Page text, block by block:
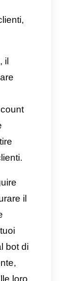
dei
tuoi clienti
è
di uno
di
senza
circostanze,
davvero la
considerato